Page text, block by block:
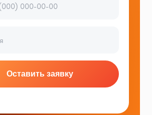
Оставить заявку